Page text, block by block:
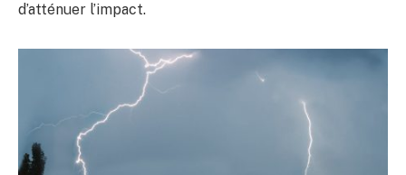
d’atténuer l’impact.